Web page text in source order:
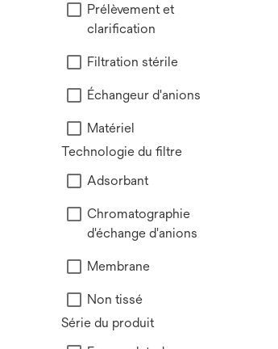
Prélèvement et
clarification
Filtration stérile
Échangeur d'anions
Matériel
Technologie du filtre
Adsorbant
Chromatographie
d'échange d'anions
Membrane
Non tissé
Série du produit